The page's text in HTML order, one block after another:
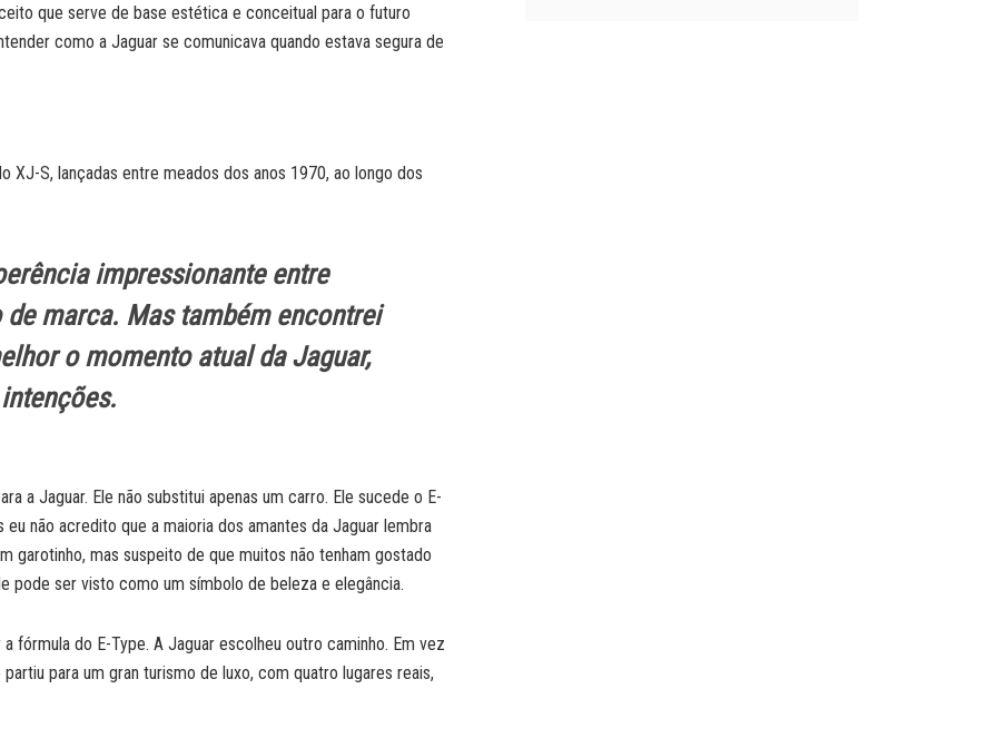
que serve de base estética e conceitual para o futuro
como a Jaguar se comunicava quando estava segura de
XJ-S, lançadas entre meados dos anos 1970, ao longo dos
impressionante entre
marca. Mas também encontrei
o momento atual da Jaguar,
a Jaguar. Ele não substitui apenas um carro. Ele sucede o E-
não acredito que a maioria dos amantes da Jaguar lembra
garotinho, mas suspeito de que muitos não tenham gostado
pode ser visto como um símbolo de beleza e elegância.
fórmula do E-Type. A Jaguar escolheu outro caminho. Em vez
para um gran turismo de luxo, com quatro lugares reais,